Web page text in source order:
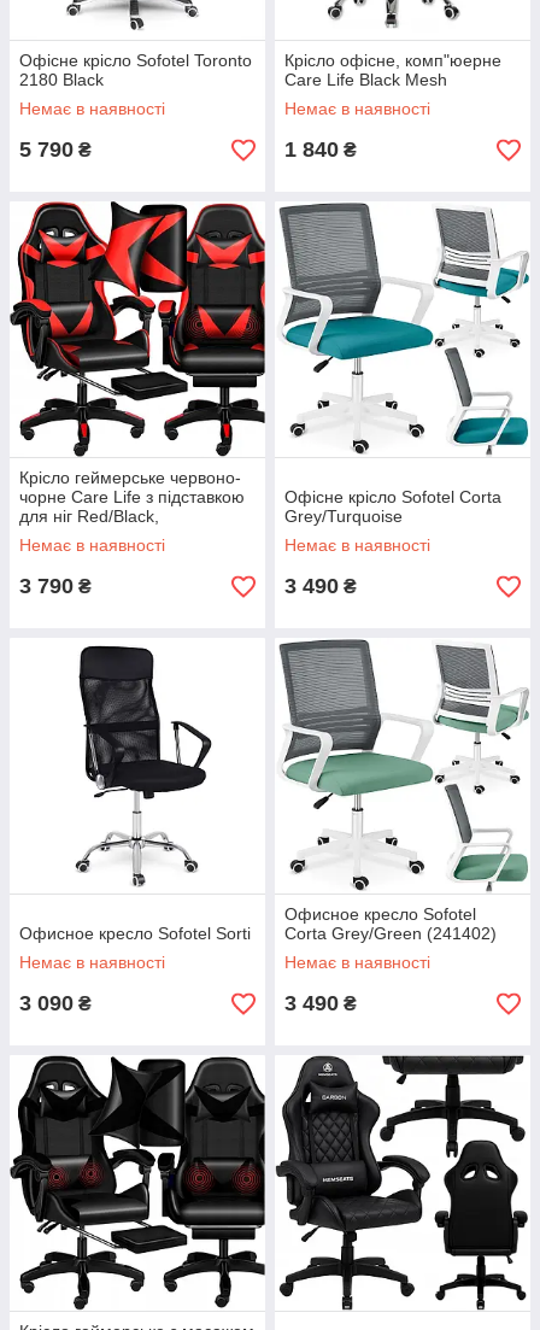
Офісне крісло Sofotel Toronto
2180 Black
Немає в наявності
5 790 ₴
Крісло офісне, комп"юерне
Care Life Black Mesh
Немає в наявності
1 840 ₴
Крісло геймерське червоно-
чорне Care Life з підставкою
для ніг Red/Black,
Немає в наявності
3 790 ₴
Офісне крісло Sofotel Corta
Grey/Turquoise
Немає в наявності
3 490 ₴
Офисное кресло Sofotel Sorti
Немає в наявності
3 090 ₴
Офисное кресло Sofotel
Corta Grey/Green (241402)
Немає в наявності
3 490 ₴